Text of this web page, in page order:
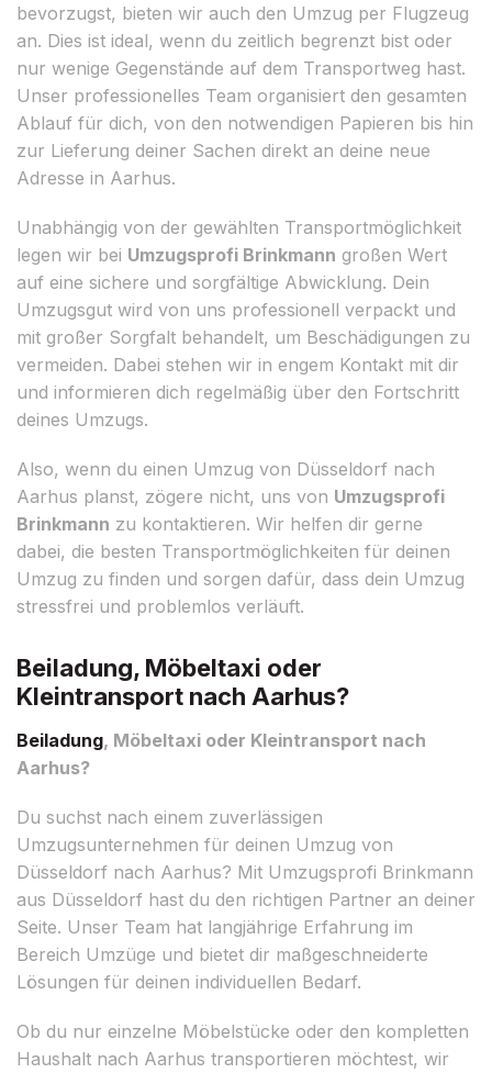
bevorzugst, bieten wir auch den Umzug per Flugzeug
an. Dies ist ideal, wenn du zeitlich begrenzt bist oder
nur wenige Gegenstände auf dem Transportweg hast.
Unser professionelles Team organisiert den gesamten
Ablauf für dich, von den notwendigen Papieren bis hin
zur Lieferung deiner Sachen direkt an deine neue
Adresse in Aarhus.
Unabhängig von der gewählten Transportmöglichkeit
legen wir bei Umzugsprofi Brinkmann großen Wert
auf eine sichere und sorgfältige Abwicklung. Dein
Umzugsgut wird von uns professionell verpackt und
mit großer Sorgfalt behandelt, um Beschädigungen zu
vermeiden. Dabei stehen wir in engem Kontakt mit dir
und informieren dich regelmäßig über den Fortschritt
deines Umzugs.
Also, wenn du einen Umzug von Düsseldorf nach
Aarhus planst, zögere nicht, uns von Umzugsprofi
Brinkmann zu kontaktieren. Wir helfen dir gerne
dabei, die besten Transportmöglichkeiten für deinen
Umzug zu finden und sorgen dafür, dass dein Umzug
stressfrei und problemlos verläuft.
Beiladung, Möbeltaxi oder
Kleintransport nach Aarhus?
Beiladung, Möbeltaxi oder Kleintransport nach
Aarhus?
Du suchst nach einem zuverlässigen
Umzugsunternehmen für deinen Umzug von
Düsseldorf nach Aarhus? Mit Umzugsprofi Brinkmann
aus Düsseldorf hast du den richtigen Partner an deiner
Seite. Unser Team hat langjährige Erfahrung im
Bereich Umzüge und bietet dir maßgeschneiderte
Lösungen für deinen individuellen Bedarf.
Ob du nur einzelne Möbelstücke oder den kompletten
Haushalt nach Aarhus transportieren möchtest, wir